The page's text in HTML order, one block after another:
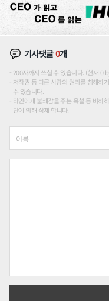
기사댓글0개
200자까지 쓰실 수 있습니다. (현재 0
저작권 등 다른 사람의 권리를 침해하
수 있습니다.
타인에게 불쾌감을 주는 욕설 등 비하
단에 의해 삭제 합니다.